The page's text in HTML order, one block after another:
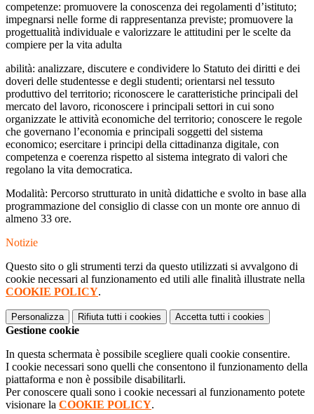
competenze: promuovere la conoscenza dei regolamenti d’istituto;
impegnarsi nelle forme di rappresentanza previste; promuovere la
progettualità individuale e valorizzare le attitudini per le scelte da
compiere per la vita adulta
abilità: analizzare, discutere e condividere lo Statuto dei diritti e dei
doveri delle studentesse e degli studenti; orientarsi nel tessuto
produttivo del territorio; riconoscere le caratteristiche principali del
mercato del lavoro, riconoscere i principali settori in cui sono
organizzate le attività economiche del territorio; conoscere le regole
che governano l’economia e principali soggetti del sistema
economico; esercitare i principi della cittadinanza digitale, con
competenza e coerenza rispetto al sistema integrato di valori che
regolano la vita democratica.
Modalità: Percorso strutturato in unità didattiche e svolto in base alla
programmazione del consiglio di classe con un monte ore annuo di
almeno 33 ore.
Notizie
Questo sito o gli strumenti terzi da questo utilizzati si avvalgono di
cookie necessari al funzionamento ed utili alle finalità illustrate nella
COOKIE POLICY.
Personalizza Rifiuta tutti i cookies Accetta tutti i cookies
Gestione cookie
In questa schermata è possibile scegliere quali cookie consentire.
I cookie necessari sono quelli che consentono il funzionamento della
piattaforma e non è possibile disabilitarli.
Per conoscere quali sono i cookie necessari al funzionamento potete
visionare la COOKIE POLICY.